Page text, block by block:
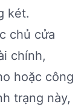
két.
chủ cửa
chính,
hoặc công
trạng này,